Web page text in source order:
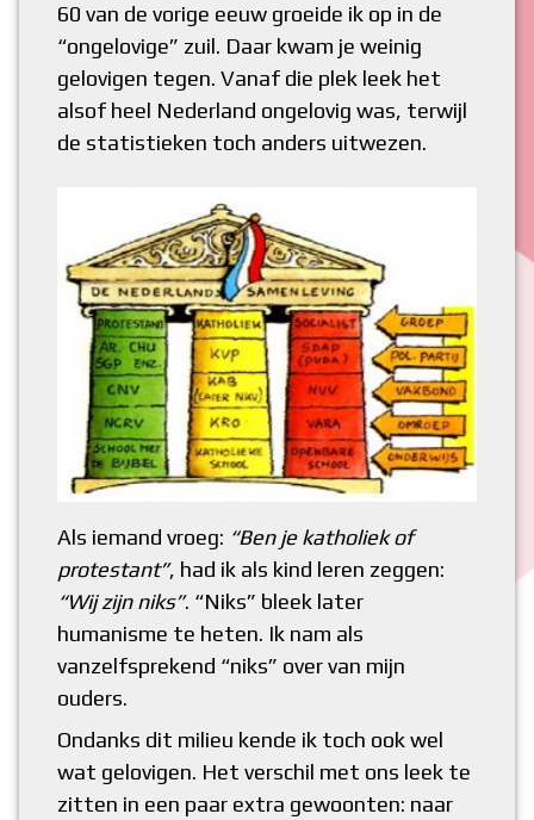
60 van de vorige eeuw groeide ik op in de
“ongelovige” zuil. Daar kwam je weinig
gelovigen tegen. Vanaf die plek leek het
alsof heel Nederland ongelovig was, terwijl
de statistieken toch anders uitwezen.
Als iemand vroeg: “Ben je katholiek of
protestant”, had ik als kind leren zeggen:
“Wij zijn niks”. “Niks” bleek later
humanisme te heten. Ik nam als
vanzelfsprekend “niks” over van mijn
ouders.
Ondanks dit milieu kende ik toch ook wel
wat gelovigen. Het verschil met ons leek te
zitten in een paar extra gewoonten: naar